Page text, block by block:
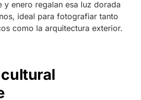
y enero regalan esa luz dorada
ideal para fotografiar tanto
como la arquitectura exterior.